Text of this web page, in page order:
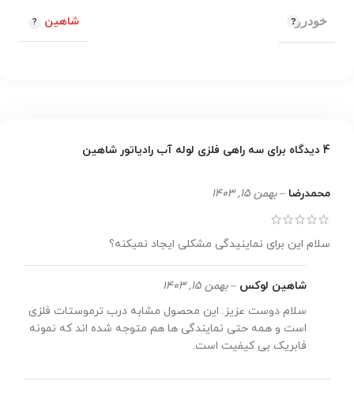
خودرو شاهین
4 دیدگاه برای سه راهی فلزی لوله آب رادیاتور شاهین
محمدرضا – بهمن 15, 1403
سلام این برای نماینیدگی مشکلی ایجاد نمیکنه؟
شاهین لوکس – بهمن 15, 1403
سلام دوست عزیز. این محصول مشابه درب ترموستات فلزی
است و همه حتی نمایندگی ها هم متوجه شده اند که نمونه
فابریک بی کیفیت است.